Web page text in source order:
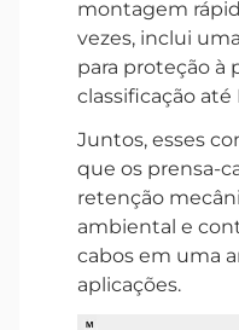
montagem
vezes, inclui
para proteção à
classificação até
Juntos, esses
que os prensa-
retenção
ambiental e
cabos em uma
aplicações.